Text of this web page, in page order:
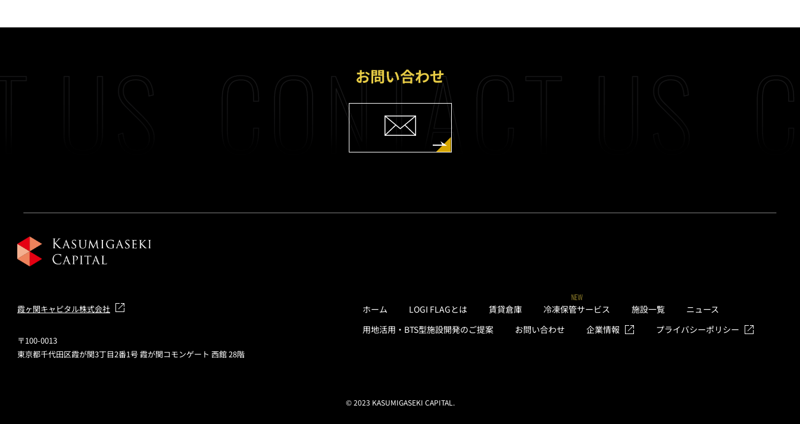
US CONTACT US
お問い合わせ
ホーム LOGI FLAGとは 賃貸倉庫
NEW
冷凍保管サービス 施設一覧
ニュース
用地活用・BTS型施設開発のご提案
お問い合わせ 企業情報 プライバシーポリシー
霞ヶ関キャピタル株式会社
〒100-0013
東京都千代田区霞が関3丁目2番1号 霞が関コモンゲート 西館 28階
© 2023 KASUMIGASEKI CAPITAL.